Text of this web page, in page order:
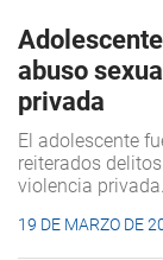
abuso
privada
El adolescente
reiterados
violencia privada.
19 DE MARZO DE